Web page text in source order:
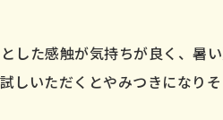
が気持ちが良く、暑い
くとやみつきになりそ